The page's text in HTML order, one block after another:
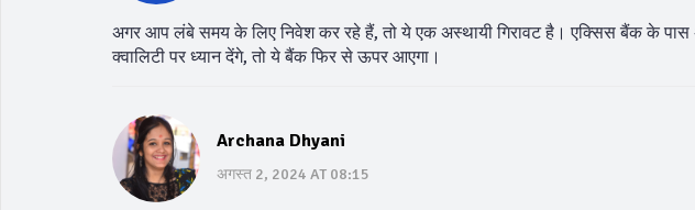
अगर आप लंबे समय के लिए निवेश कर रहे हैं, तो ये एक अस्थायी गिरावट है। एक्सिस बैंक के पास
क्वालिटी पर ध्यान देंगे, तो ये बैंक फिर से ऊपर आएगा।
Archana Dhyani
अगस्त 2, 2024 AT 08:15